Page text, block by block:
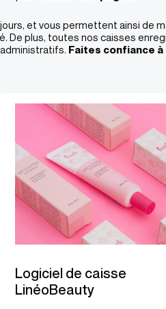
et vous permettent ainsi de
. De plus, toutes nos caisses
Faites confiance à
Logiciel de caisse
LinéoBeauty